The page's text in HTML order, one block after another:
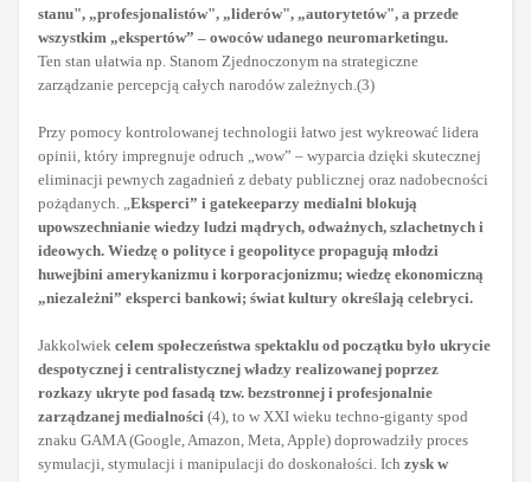
stanu", „profesjonalistów", „liderów", „autorytetów", a przede
wszystkim „ekspertów” – owoców udanego neuromarketingu.
Ten stan ułatwia np. Stanom Zjednoczonym na strategiczne
zarządzanie percepcją całych narodów zależnych.(3)
Przy pomocy kontrolowanej technologii łatwo jest wykreować lidera
opinii, który impregnuje odruch „wow” – wyparcia dzięki skutecznej
eliminacji pewnych zagadnień z debaty publicznej oraz nadobecności
pożądanych. „ Eksperci” i gatekeeparzy medialni blokują
upowszechnianie wiedzy ludzi mądrych, odważnych, szlachetnych i
ideowych. Wiedzę o polityce i geopolityce propagują młodzi
huwejbini amerykanizmu i korporacjonizmu; wiedzę ekonomiczną
„niezależni” eksperci bankowi; świat kultury określają celebryci.
Jakkolwiek celem społeczeństwa spektaklu od początku było ukrycie
despotycznej i centralistycznej władzy realizowanej poprzez
rozkazy ukryte pod fasadą tzw. bezstronnej i profesjonalnie
zarządzanej medialności (4), to w XXI wieku techno-giganty spod
znaku GAMA (Google, Amazon, Meta, Apple) doprowadziły proces
symulacji, stymulacji i manipulacji do doskonałości. Ich zysk w